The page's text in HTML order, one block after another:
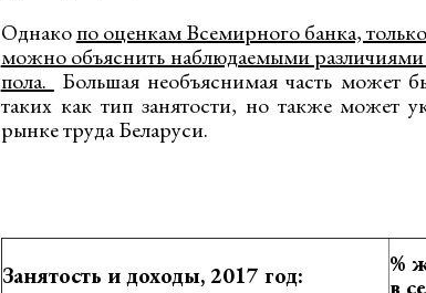
Однакопо оценкам Всемирного банка,
можно объяснить наблюдаемыми
пола.
Большая необъяснимая часть может
таких как тип занятости, но также
рынке труда Беларуси.
Занятость и доходы, 2017 год:
%